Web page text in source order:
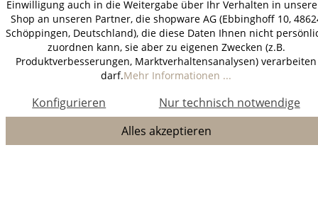
Einwilligung auch in die Weitergabe über Ihr Verhalten in
Shop an unseren Partner, die shopware AG (Ebbinghoff 10,
Schöppingen, Deutschland), die diese Daten Ihnen nicht
zuordnen kann, sie aber zu eigenen Zwecken (z.B.
Produktverbesserungen, Marktverhaltensanalysen) verarbeiten
darf.Mehr Informationen ...
Nur technisch notwendige
Konfigurieren
Alles akzeptieren